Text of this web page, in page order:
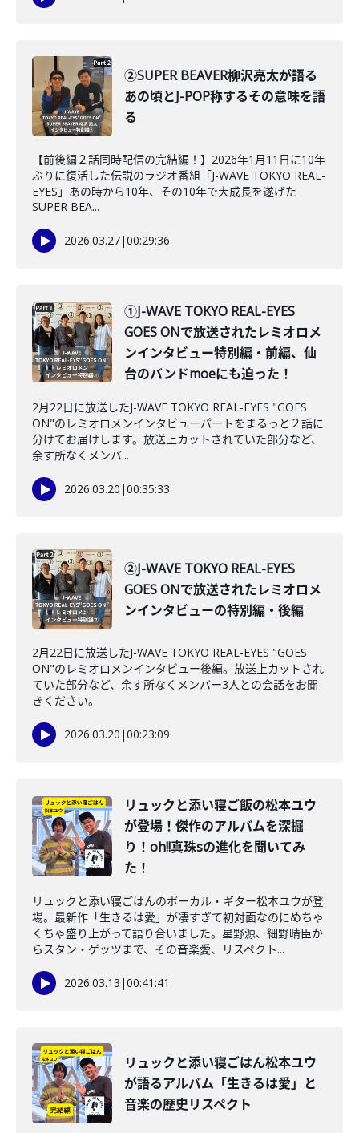
②SUPER BEAVER柳沢亮太が語る
あの頃とJ-POP称するその意味を語
る
【前後編２話同時配信の完結編！】2026年1月11日に10年
ぶりに復活した伝説のラジオ番組「J-WAVE TOKYO REAL-
EYES」あの時から10年、その10年で大成長を遂げた
SUPER BEA...
2026.03.27|00:29:36
①J-WAVE TOKYO REAL-EYES
GOES ONで放送されたレミオロメ
ンインタビュー特別編・前編、仙
台のバンドmoeにも迫った！
2月22日に放送したJ-WAVE TOKYO REAL-EYES "GOES
ON"のレミオロメンインタビューパートをまるっと２話に
分けてお届けします。放送上カットされていた部分など、
余す所なくメンバ...
2026.03.20 |00:35:33
②J-WAVE TOKYO REAL-EYES
GOES ONで放送されたレミオロメ
ンインタビューの特別編・後編
2月22日に放送したJ-WAVE TOKYO REAL-EYES "GOES
ON"のレミオロメンインタビュー後編。放送上カットされ
ていた部分など、余す所なくメンバー3人との会話をお聞
きください。
2026.03.20 |00:23:09
リュックと添い寝ご飯の松本ユウ
が登場！傑作のアルバムを深掘
り！oh!!真珠sの進化を聞いてみ
た！
リュックと添い寝ごはんのボーカル・ギター松本ユウが登
場。最新作「生きるは愛」が凄すぎて初対面なのにめちゃ
くちゃ盛り上がって語り合いました。星野源、細野晴臣か
らスタン・ゲッツまで、その音楽愛、リスペクト...
2026.03.13 |00:41:41
リュックと添い寝ごはん松本ユウ
が語るアルバム「生きるは愛」と
音楽の歴史リスペクト